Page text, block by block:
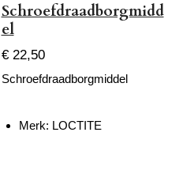
Schroefdraadborgmidd
el
€ 22,50
Schroefdraadborgmiddel
Merk: LOCTITE